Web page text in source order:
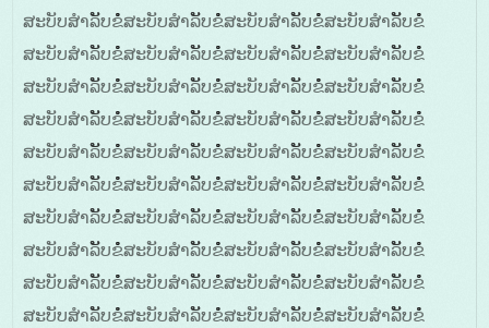
ສະບັບສໍາລັັບຂໍໍໍສະບັບສໍາລັັບຂໍໍໍສະບັບສໍາລັັບຂໍໍໍສະບັບສໍາລັັບຂໍໍໍ
ສະບັບສໍາລັັບຂໍໍໍສະບັບສໍາລັັບຂໍໍໍສະບັບສໍາລັັບຂໍໍໍສະບັບສໍາລັັບຂໍໍໍ
ສະບັບສໍາລັັບຂໍໍໍສະບັບສໍາລັັບຂໍໍໍສະບັບສໍາລັັບຂໍໍໍສະບັບສໍາລັັບຂໍໍໍ
ສະບັບສໍາລັັບຂໍໍໍສະບັບສໍາລັັບຂໍໍໍສະບັບສໍາລັັບຂໍໍໍສະບັບສໍາລັັບຂໍໍໍ
ສະບັບສໍາລັັບຂໍໍໍສະບັບສໍາລັັບຂໍໍໍສະບັບສໍາລັັບຂໍໍໍສະບັບສໍາລັັບຂໍໍໍ
ສະບັບສໍາລັັບຂໍໍໍສະບັບສໍາລັັບຂໍໍໍສະບັບສໍາລັັບຂໍໍໍສະບັບສໍາລັັບຂໍໍໍ
ສະບັບສໍາລັັບຂໍໍໍສະບັບສໍາລັັບຂໍໍໍສະບັບສໍາລັັບຂໍໍໍສະບັບສໍາລັັບຂໍໍໍ
ສະບັບສໍາລັັບຂໍໍໍສະບັບສໍາລັັບຂໍໍໍສະບັບສໍາລັັບຂໍໍໍສະບັບສໍາລັັບຂໍໍໍ
ສະບັບສໍາລັັບຂໍໍໍສະບັບສໍາລັັບຂໍໍໍສະບັບສໍາລັັບຂໍໍໍສະບັບສໍາລັັບຂໍໍໍ
ສະບັບສໍາລັັບຂໍໍໍສະບັບສໍາລັັບຂໍໍໍສະບັບສໍາລັັບຂໍໍໍສະບັບສໍາລັັບຂໍໍໍ